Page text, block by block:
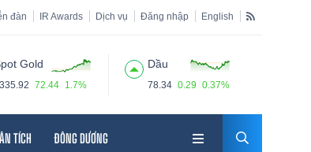
đàn IR Awards Dịch vụ Đăng nhập English
Gold
72.44 1.7%
Dầu
78.34 0.29 0.37%
TÍCH ĐÔNG DƯƠNG